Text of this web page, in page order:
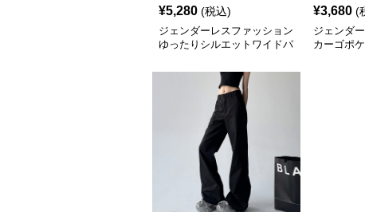
¥5,280 (税込)
ジェンダーレスファッション
ゆったりシルエットワイドパ
¥3,680 (
ジェンダ
カーゴポ